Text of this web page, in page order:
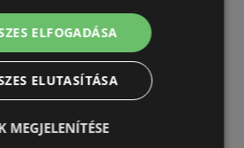
ELFOGADÁSA
ELUTASÍTÁSA
MEGJELENÍTÉSE